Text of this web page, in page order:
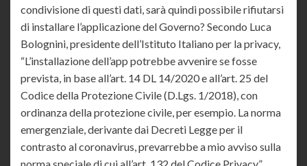
condivisione di questi dati, sarà quindi possibile rifiutarsi
di installare l’applicazione del Governo? Secondo Luca
Bolognini, presidente dell’Istituto Italiano per la privacy,
“L’installazione dell’app potrebbe avvenire se fosse
prevista, in base all’art. 14 DL 14/2020 e all’art. 25 del
Codice della Protezione Civile (D.Lgs. 1/2018), con
ordinanza della protezione civile, per esempio. La norma
emergenziale, derivante dai Decreti Legge per il
contrasto al coronavirus, prevarrebbe a mio avviso sulla